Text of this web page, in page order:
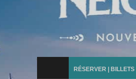
RÉSERVER | BILLETS